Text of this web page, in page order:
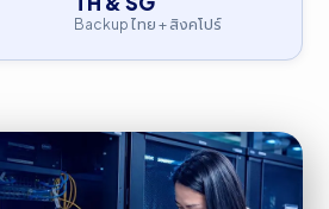
Backup ไทย + สิงคโปร์